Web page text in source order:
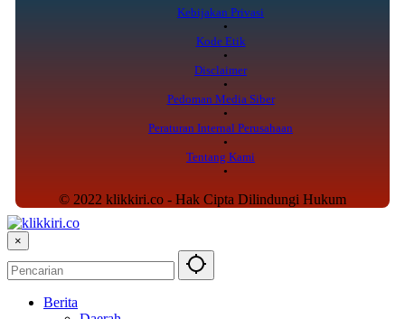
Kebijakan Privasi
Kode Etik
Disclaimer
Pedoman Media Siber
Peraturan Internal Perusahaan
Tentang Kami
© 2022 klikkiri.co - Hak Cipta Dilindungi Hukum
×
Berita